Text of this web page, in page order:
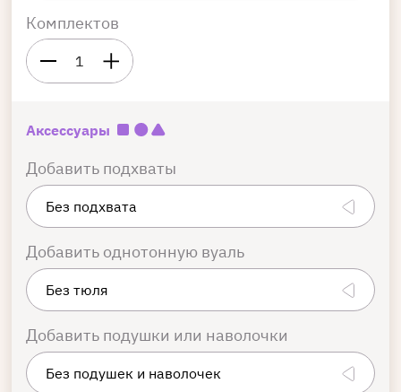
Комплектов
1
Аксессуары
Добавить подхваты
Добавить однотонную вуаль
Добавить подушки или наволочки